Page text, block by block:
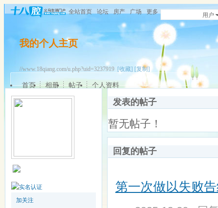
全站首页 论坛 房产 广场 更多 用户
我的个人主页
//www.18qiang.com/u.php?uid=3237919 [收藏] [复制]
首页 相册 帖子 个人资料
加关注
发表的帖子
暂无帖子！
回复的帖子
第一次做以失败